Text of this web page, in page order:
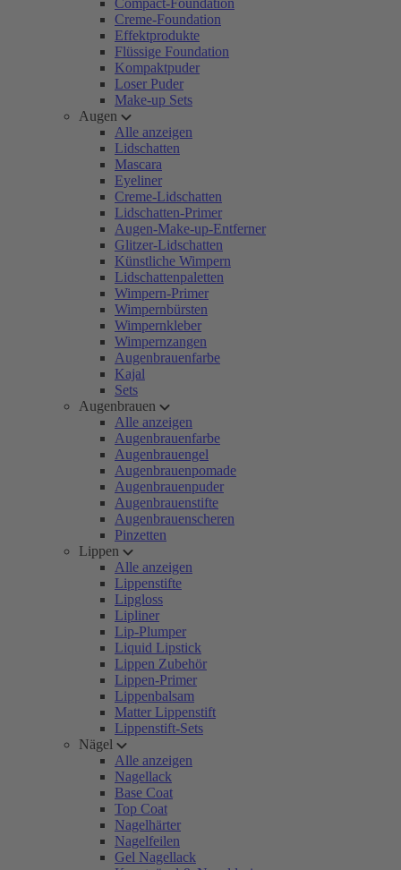
Compact-Foundation
Creme-Foundation
Effektprodukte
Flüssige Foundation
Kompaktpuder
Loser Puder
Make-up Sets
Augen
Alle anzeigen
Lidschatten
Mascara
Eyeliner
Creme-Lidschatten
Lidschatten-Primer
Augen-Make-up-Entferner
Glitzer-Lidschatten
Künstliche Wimpern
Lidschattenpaletten
Wimpern-Primer
Wimpernbürsten
Wimpernkleber
Wimpernzangen
Augenbrauenfarbe
Kajal
Sets
Augenbrauen
Alle anzeigen
Augenbrauenfarbe
Augenbrauengel
Augenbrauenpomade
Augenbrauenpuder
Augenbrauenstifte
Augenbrauenscheren
Pinzetten
Lippen
Alle anzeigen
Lippenstifte
Lipgloss
Lipliner
Lip-Plumper
Liquid Lipstick
Lippen Zubehör
Lippen-Primer
Lippenbalsam
Matter Lippenstift
Lippenstift-Sets
Nägel
Alle anzeigen
Nagellack
Base Coat
Top Coat
Nagelhärter
Nagelfeilen
Gel Nagellack